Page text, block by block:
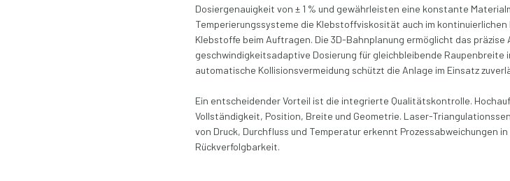
Dosiergenauigkeit von ± 1 % und gewährleisten eine konstante
Temperierungssysteme die Klebstoffviskosität auch im
Klebstoffe beim Auftragen. Die 3D-Bahnplanung ermöglicht das
geschwindigkeitsadaptive Dosierung für gleichbleibende
automatische Kollisionsvermeidung schützt die Anlage im Einsatz
Ein entscheidender Vorteil ist die integrierte Qualitätskontrolle.
Vollständigkeit, Position, Breite und Geometrie. Laser-
von Druck, Durchfluss und Temperatur erkennt Prozessabweichungen
Rückverfolgbarkeit.